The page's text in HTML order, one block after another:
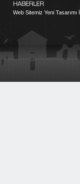
Web Sitemiz Yeni Tasarımı